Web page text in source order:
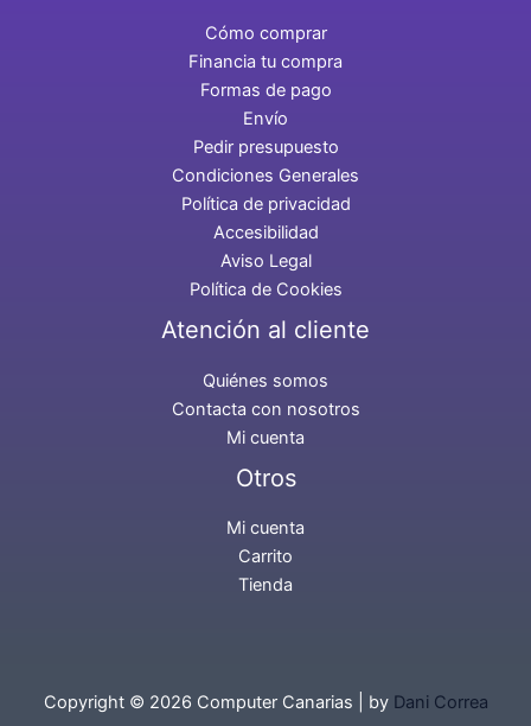
Cómo comprar
Financia tu compra
Formas de pago
Envío
Pedir presupuesto
Condiciones Generales
Política de privacidad
Accesibilidad
Aviso Legal
Política de Cookies
Atención al cliente
Quiénes somos
Contacta con nosotros
Mi cuenta
Otros
Mi cuenta
Carrito
Tienda
Copyright © 2026 Computer Canarias | by Dani Correa